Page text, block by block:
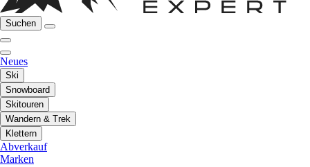
Suchen
Neues
Ski
Snowboard
Skitouren
Wandern & Trek
Klettern
Abverkauf
Marken